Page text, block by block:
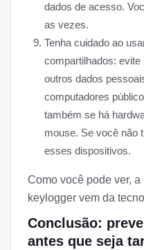
dados de acesso.
as vezes.
Tenha cuidado ao
compartilhados:
outros dados
computadores
também se há
mouse. Se você não
esses dispositivos.
Como você pode ver,
keylogger vem da
Conclusão:
antes que seja